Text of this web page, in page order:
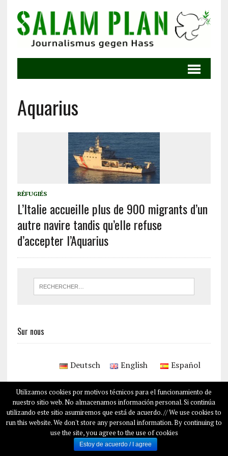
Aquarius
RÉFUGIÉS
L’Italie accueille plus de 900 migrants d’un
autre navire tandis qu’elle refuse
d’accepter l’Aquarius
Sur nous
Español
English
Deutsch
COPYRIGHT © 2026SALAMPLAN.COM
SUR NOUS
Utilizamos cookies por motivos técnicos para el funcionamiento de
nuestro sitio web. No almacenamos información personal. Si continúa
utilizando este sitio asumiremos que está de acuerdo. // We use cookies to
run this website. We don't store any personal information. By continuing to
use the site, you agree to the use of cookies
Estoy de acuerdo / I agree